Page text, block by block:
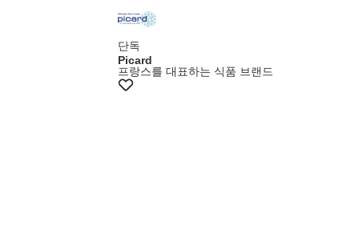
+10%쿠폰
단독
Picard
프랑스를 대표하는 식품 브랜드